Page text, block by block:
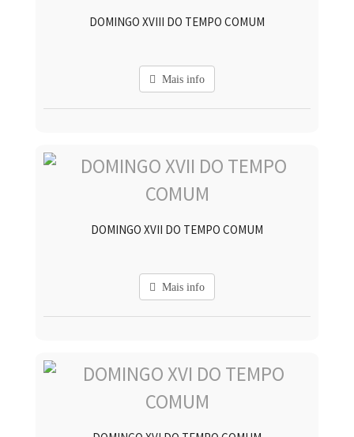
DOMINGO XVIII DO TEMPO COMUM
Mais info
DOMINGO XVII DO TEMPO COMUM
Mais info